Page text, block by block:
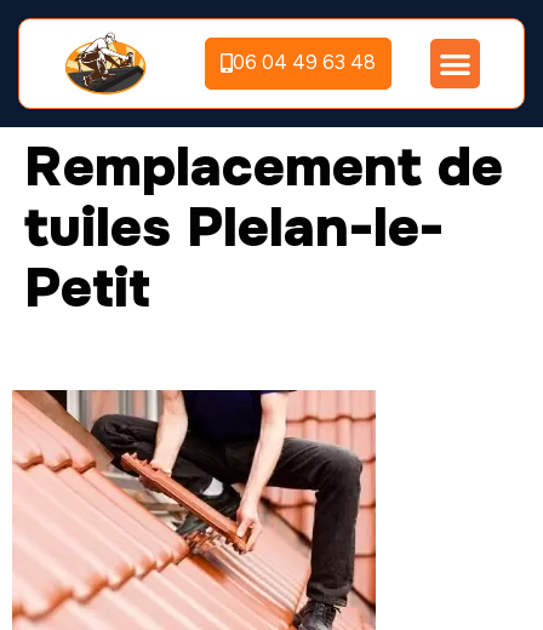
06 04 49 63 48
Remplacement de
tuiles Plelan-le-
Petit